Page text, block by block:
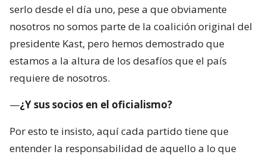
serlo desde el día uno, pese a que obviamente
nosotros no somos parte de la coalición original del
presidente Kast, pero hemos demostrado que
estamos a la altura de los desafíos que el país
requiere de nosotros.
—¿Y sus socios en el oficialismo?
Por esto te insisto, aquí cada partido tiene que
entender la responsabilidad de aquello a lo que